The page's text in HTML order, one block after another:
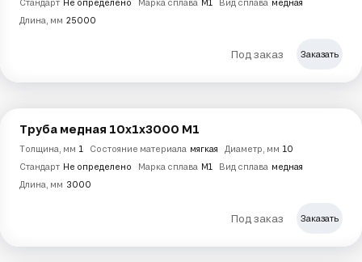
Стандарт Не определено Марка сплава М1 Вид сплава медная
Длина, мм 25000
Под заказ Заказать
Труба медная 10х1х3000 М1
Толщина, мм 1 Состояние материала мягкая Диаметр, мм 10
Стандарт Не определено Марка сплава М1 Вид сплава медная
Длина, мм 3000
Под заказ Заказать